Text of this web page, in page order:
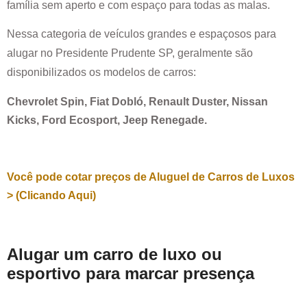
família sem aperto e com espaço para todas as malas.
Nessa categoria de veículos grandes e espaçosos para
alugar no Presidente Prudente SP, geralmente são
disponibilizados os modelos de carros:
Chevrolet Spin, Fiat Dobló, Renault Duster, Nissan
Kicks, Ford Ecosport, Jeep Renegade.
Você pode cotar preços de Aluguel de Carros de Luxos
> (Clicando Aqui)
Alugar um carro de luxo ou
esportivo para marcar presença